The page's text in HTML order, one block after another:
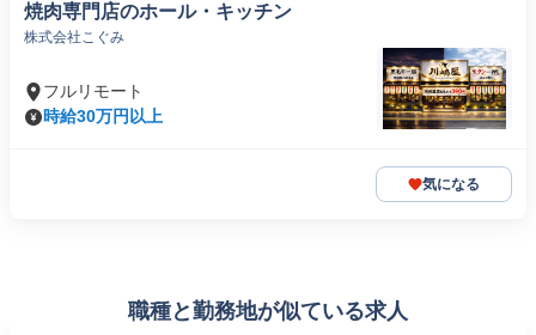
焼肉専門店のホール・キッチン
株式会社こぐみ
フルリモート
時給30万円以上
気になる
職種と勤務地が似ている求人